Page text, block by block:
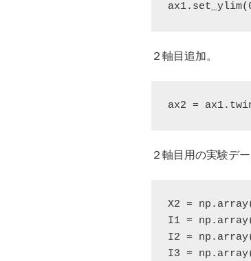
２軸目追加。
ax2 =
２軸目用の実験デー
X2 =
I1 =
I2 =
I3 =